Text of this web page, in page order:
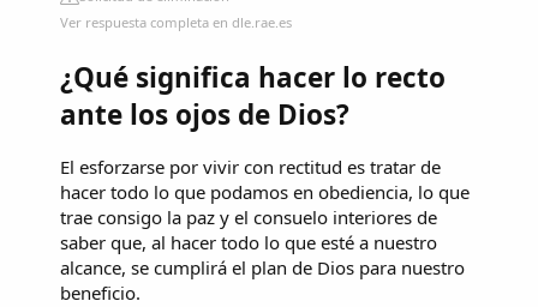
Ver respuesta completa en dle.rae.es
¿Qué significa hacer lo recto
ante los ojos de Dios?
El esforzarse por vivir con rectitud es tratar de
hacer todo lo que podamos en obediencia, lo que
trae consigo la paz y el consuelo interiores de
saber que, al hacer todo lo que esté a nuestro
alcance, se cumplirá el plan de Dios para nuestro
beneficio.